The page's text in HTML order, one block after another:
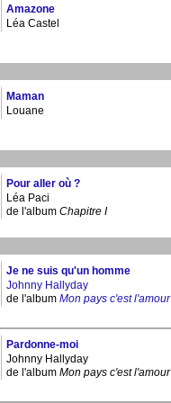
Amazone
Léa Castel
Maman
Louane
Pour aller où ?
Léa Paci
de l'album Chapitre I
Je ne suis qu'un homme
Johnny Hallyday
de l'album Mon pays c'est l'amour
Pardonne-moi
Johnny Hallyday
de l'album Mon pays c'est l'amour